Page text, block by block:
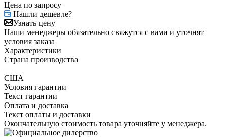
Цена по запросу
Нашли дешевле?
Узнать цену
Наши менеджеры обязательно свяжутся с вами и уточнят
условия заказа
Характеристики
Страна производства
—
США
Условия гарантии
Текст гарантии
Оплата и доставка
Текст оплаты и доставки
Окончательную стоимость товара уточняйте у менеджера.